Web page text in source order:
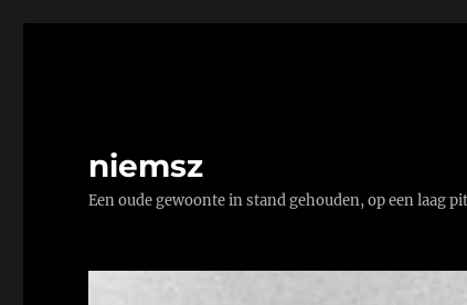
niemsz
Een oude gewoonte in stand gehouden, op een laag